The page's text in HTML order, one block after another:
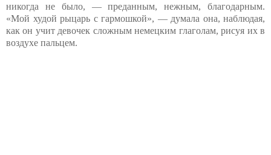
никогда не было, — преданным, нежным, благодарным.
«Мой худой рыцарь с гармошкой», — думала она, наблюдая,
как он учит девочек сложным немецким глаголам, рисуя их в
воздухе пальцем.